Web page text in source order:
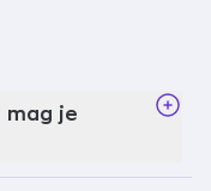
je